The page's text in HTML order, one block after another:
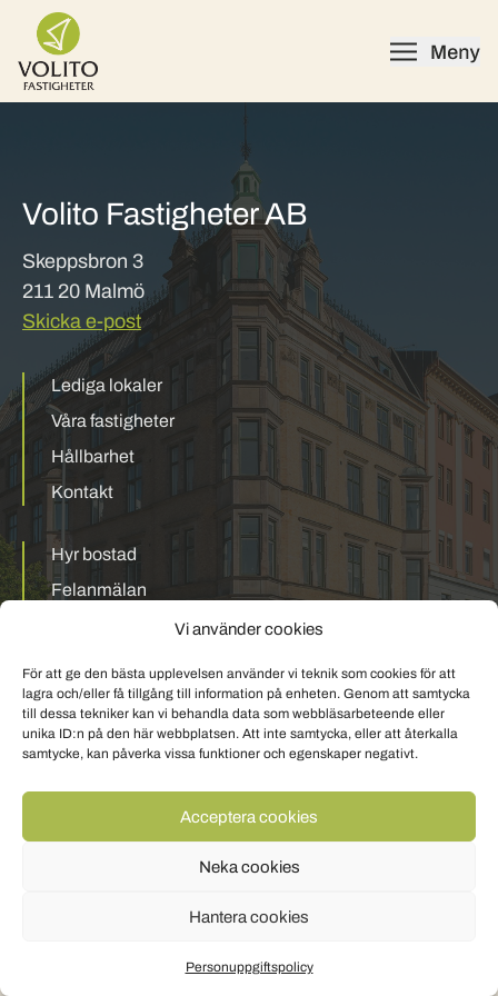
Vi använder cookies
För att ge den bästa upplevelsen använder vi teknik som cookies för att
lagra och/eller få tillgång till information på enheten. Genom att samtycka
till dessa tekniker kan vi behandla data som webbläsarbeteende eller
unika ID:n på den här webbplatsen. Att inte samtycka, eller att återkalla
samtycke, kan påverka vissa funktioner och egenskaper negativt.
Acceptera cookies
Neka cookies
Hantera cookies
Personuppgiftspolicy
Skip to content
Volito Fastigheter AB
Skeppsbron 3
211 20 Malmö
Skicka e-post
Lediga lokaler
Våra fastigheter
Hållbarhet
Kontakt
Hyr bostad
Felanmälan
Personuppgiftspolicy Om cookies